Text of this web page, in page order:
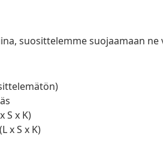
suosittelemme suojaamaan
S x K)
x S x K)